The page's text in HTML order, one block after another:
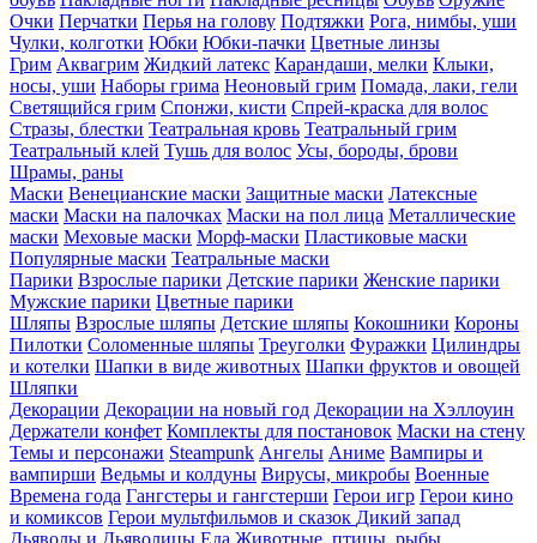
Очки Перчатки Перья на голову Подтяжки Рога, нимбы, уши
Чулки, колготки Юбки Юбки-пачки Цветные линзы
Грим Аквагрим Жидкий латекс Карандаши, мелки Клыки,
носы, уши Наборы грима Неоновый грим Помада, лаки, гели
Светящийся грим Спонжи, кисти Спрей-краска для волос
Стразы, блестки Театральная кровь Театральный грим
Театральный клей Тушь для волос Усы, бороды, брови
Шрамы, раны
Маски Венецианские маски Защитные маски Латексные
маски Маски на палочках Маски на пол лица Металлические
маски Меховые маски Морф-маски Пластиковые маски
Популярные маски Театральные маски
Парики Взрослые парики Детские парики Женские парики
Мужские парики Цветные парики
Шляпы Взрослые шляпы Детские шляпы Кокошники Короны
Пилотки Соломенные шляпы Треуголки Фуражки Цилиндры
и котелки Шапки в виде животных Шапки фруктов и овощей
Шляпки
Декорации Декорации на новый год Декорации на Хэллоуин
Держатели конфет Комплекты для постановок Маски на стену
Темы и персонажи Steampunk Ангелы Аниме Вампиры и
вампирши Ведьмы и колдуны Вирусы, микробы Военные
Времена года Гангстеры и гангстерши Герои игр Герои кино
и комиксов Герои мультфильмов и сказок Дикий запад
Дьяволы и Дьяволицы Еда Животные, птицы, рыбы